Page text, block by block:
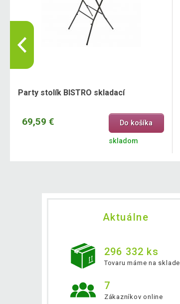
Party stolík BISTRO skladací
69,59 € Do košíka
skladom
Aktuálne
296 332 ks
Tovaru máme na sklade
7
Zákazníkov online